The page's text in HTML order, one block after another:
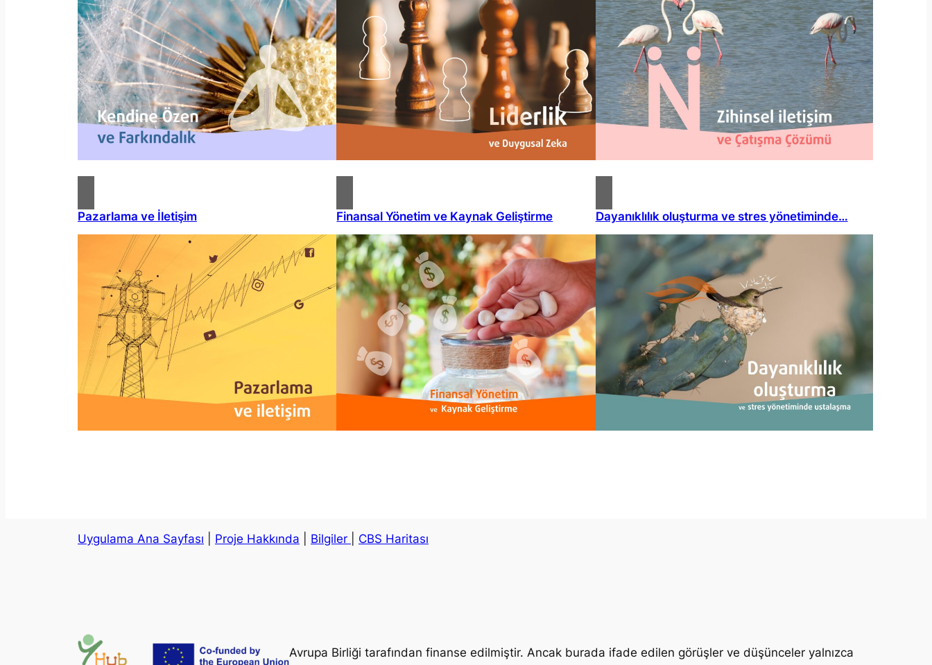
Pazarlama ve İletişim Finansal Yönetim ve Kaynak Geliştirme Dayanıklılık oluşturma ve stres yönetiminde…
Uygulama Ana Sayfası Proje Hakkında Bilgiler CBS Haritası
Avrupa Birliği tarafından finanse edilmiştir. Ancak burada ifade edilen görüşler ve düşünceler yalnızca